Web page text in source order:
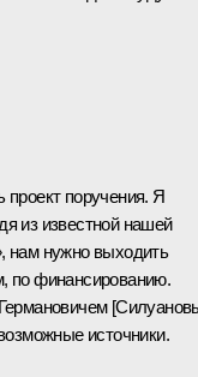
проект поручения. Я
из известной нашей
нам нужно выходить
по финансированию.
источники.